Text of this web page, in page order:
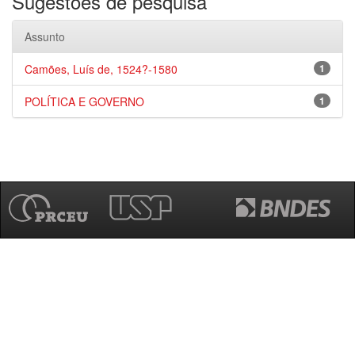
Assunto
1
Camões, Luís de, 1524?-1580
1
POLÍTICA E GOVERNO